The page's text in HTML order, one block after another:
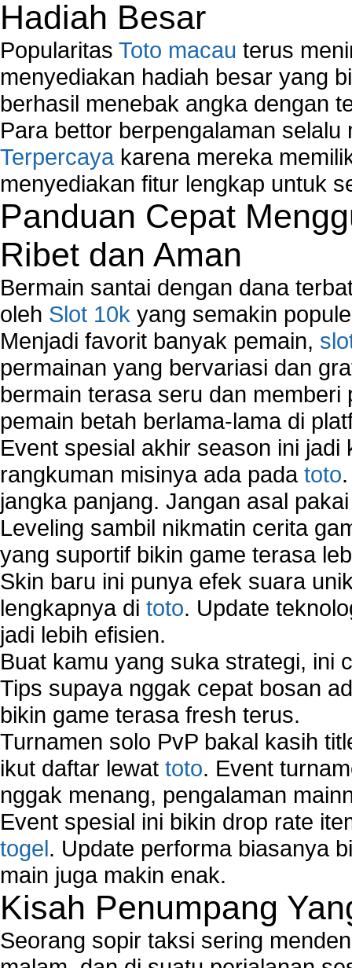
Hadiah Besar
Popularitas Toto macau terus
menyediakan hadiah besar yang
berhasil menebak angka dengan
Para bettor berpengalaman
Terpercaya karena mereka
menyediakan fitur lengkap untuk
Panduan Cepat
Ribet dan Aman
Bermain santai dengan dana
oleh Slot 10k yang semakin
Menjadi favorit banyak pemain,
permainan yang bervariasi dan
bermain terasa seru dan
pemain betah berlama-lama di
Event spesial akhir season ini
rangkuman misinya ada pada toto
jangka panjang. Jangan asal
Leveling sambil nikmatin cerita
yang suportif bikin game terasa
Skin baru ini punya efek suara
lengkapnya di toto. Update
jadi lebih efisien.
Buat kamu yang suka strategi, ini
Tips supaya nggak cepat bosan
bikin game terasa fresh terus.
Turnamen solo PvP bakal kasih
ikut daftar lewat toto. Event
nggak menang, pengalaman
Event spesial ini bikin drop rate
togel. Update performa biasanya
main juga makin enak.
Kisah Penumpang
Seorang sopir taksi sering